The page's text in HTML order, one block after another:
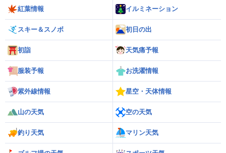
紅葉情報 イルミネーション
スキー＆スノボ 初日の出
初詣 天気痛予報
服装予報 お洗濯情報
紫外線情報 星空・天体情報
山の天気 空の天気
釣り天気 マリン天気